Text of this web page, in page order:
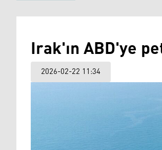
Irak'ın ABD'ye
2026-02-22 11:34